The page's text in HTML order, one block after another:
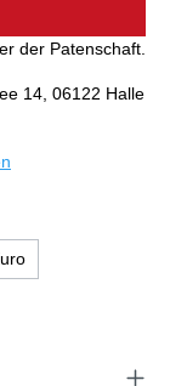
der Patenschaft.
14, 06122 Halle